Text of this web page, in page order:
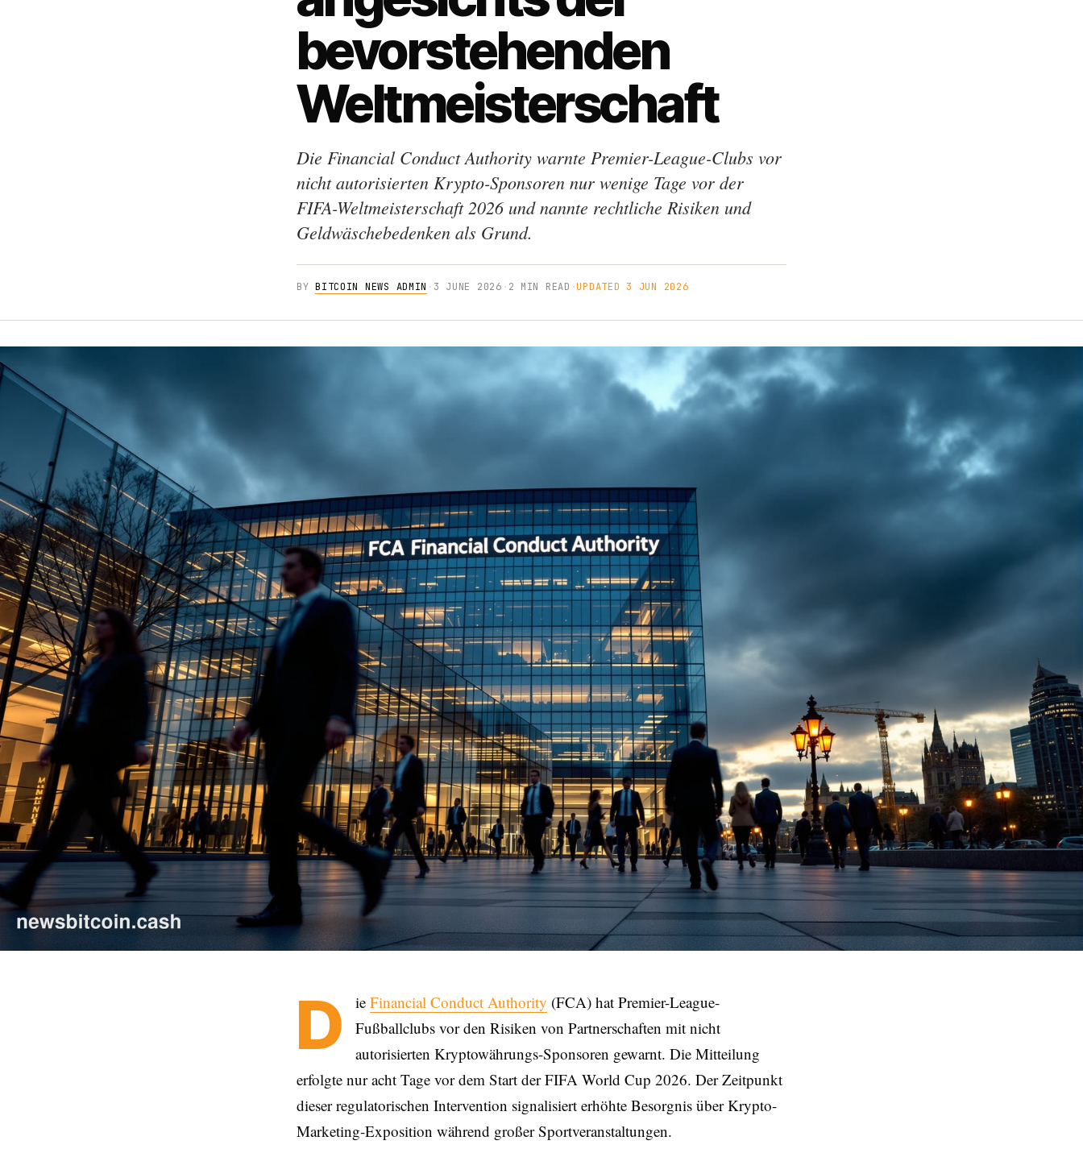
bevorstehenden
Weltmeisterschaft
Die Financial Conduct Authority warnte Premier-League-Clubs vor
nicht autorisierten Krypto-Sponsoren nur wenige Tage vor der
FIFA-Weltmeisterschaft 2026 und nannte rechtliche Risiken und
Geldwäschebedenken als Grund.
BYBITCOIN NEWS ADMIN · 3 JUNE 2026 · 2 MIN READ ·UPDATED 3 JUN 2026
D ie Financial Conduct Authority (FCA) hat Premier-League-
Fußballclubs vor den Risiken von Partnerschaften mit nicht
autorisierten Kryptowährungs-Sponsoren gewarnt. Die Mitteilung
erfolgte nur acht Tage vor dem Start der FIFA World Cup 2026. Der Zeitpunkt
dieser regulatorischen Intervention signalisiert erhöhte Besorgnis über Krypto-
Marketing-Exposition während großer Sportveranstaltungen.